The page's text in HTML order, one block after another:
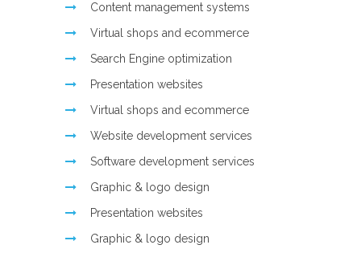
Content management systems
Virtual shops and ecommerce
Search Engine optimization
Presentation websites
Virtual shops and ecommerce
Website development services
Software development services
Graphic & logo design
Presentation websites
Graphic & logo design